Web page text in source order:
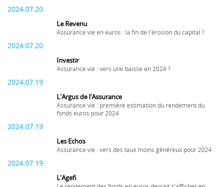
2024.07.20
Le Revenu
Assurance vie en euros : la fin de l'érosion du capital ?
2024.07.20
Investir
Assurance vie : vers une baisse en 2024 ?
2024.07.19
L'Argus de l'Assurance
Assurance vie : première estimation du rendement du
fonds euros pour 2024
2024.07.19
Les Echos
Assurance vie : vers des taux moins généreux pour 2024
2024.07.19
L'Agefi